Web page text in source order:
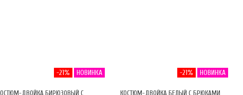
-21% НОВИНКА
ДВОЙКА БИРЮЗОВЫЙ С
-21% НОВИНКА
КОСТЮМ-ДВОЙКА БЕЛЫЙ С БРЮКАМИ